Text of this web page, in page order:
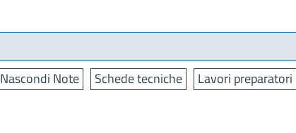
Nascondi Note Schede tecniche Lavori preparatori